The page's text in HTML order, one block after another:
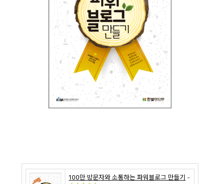
100만 방문자와 소통하는 파워블로그 만들기 -